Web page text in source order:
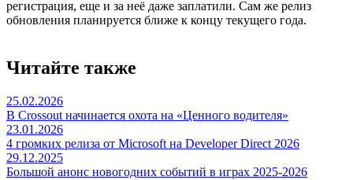
регистрация, еще и за неё даже заплатили. Сам же релиз
обновления планируется ближе к концу текущего года.
Читайте также
25.02.2026
В Crossout начинается охота на «Ценного водителя»
23.01.2026
4 громких релиза от Microsoft на Developer Direct 2026
29.12.2025
Большой анонс новогодних событий в играх 2025-2026